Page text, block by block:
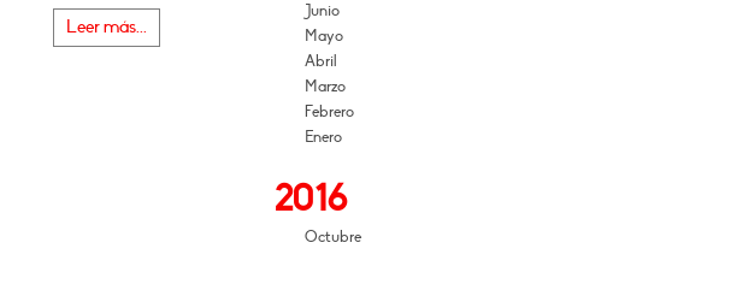
Leer más...
Junio
Mayo
Abril
Marzo
Febrero
Enero
2016
Octubre